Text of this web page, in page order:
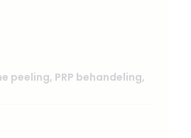
peeling, PRP behandeling,